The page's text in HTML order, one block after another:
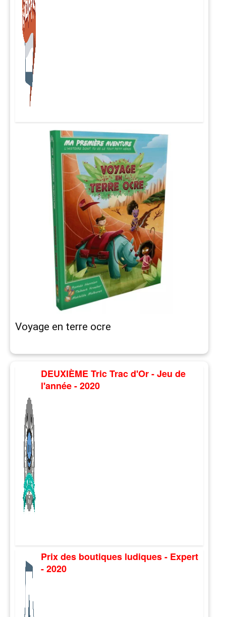
Voyage en terre ocre
DEUXIÈME Tric Trac d'Or - Jeu de
l'année - 2020
Prix des boutiques ludiques - Expert
- 2020